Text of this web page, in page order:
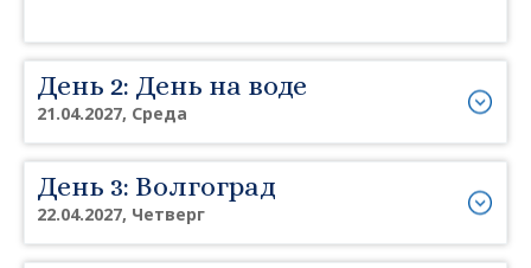
День 2: День на воде
21.04.2027, Среда
День 3: Волгоград
22.04.2027, Четверг